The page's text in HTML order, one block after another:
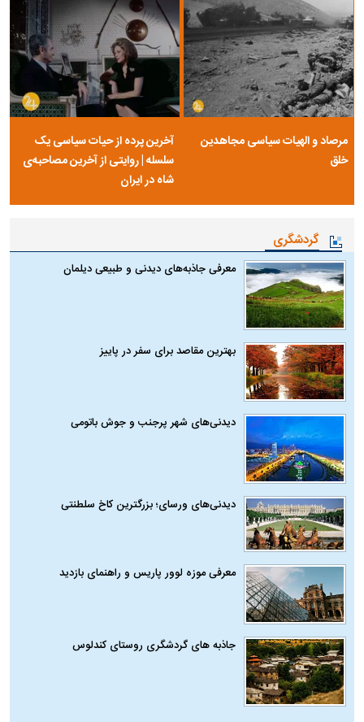
مرصاد و الهیات سیاسی مجاهدین
خلق
آخرین پرده از حیات سیاسی یک
سلسله | روایتی از آخرین مصاحبه‌ی
شاه در ایران
گردشگری
معرفی جاذبه‌های دیدنی و طبیعی دیلمان
بهترین مقاصد برای سفر در پاییز
دیدنی‌های شهر پرجنب و جوش باتومی
دیدنی‌های ورسای؛ بزرگترین کاخ سلطنتی
معرفی موزه لوور پاریس و راهنمای بازدید
جاذبه های گردشگری روستای کندلوس